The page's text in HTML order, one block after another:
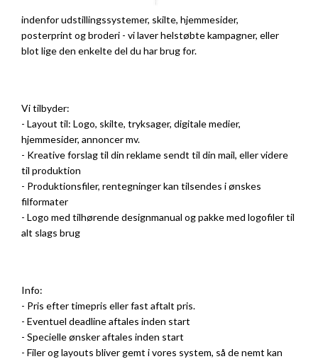
indenfor udstillingssystemer, skilte, hjemmesider,
posterprint og broderi - vi laver helstøbte kampagner, eller
blot lige den enkelte del du har brug for.
Vi tilbyder:
- Layout til: Logo, skilte, tryksager, digitale medier,
hjemmesider, annoncer mv.
- Kreative forslag til din reklame sendt til din mail, eller videre
til produktion
- Produktionsfiler, rentegninger kan tilsendes i ønskes
filformater
- Logo med tilhørende designmanual og pakke med logofiler til
alt slags brug
Info:
- Pris efter timepris eller fast aftalt pris.
- Eventuel deadline aftales inden start
- Specielle ønsker aftales inden start
- Filer og layouts bliver gemt i vores system, så de nemt kan